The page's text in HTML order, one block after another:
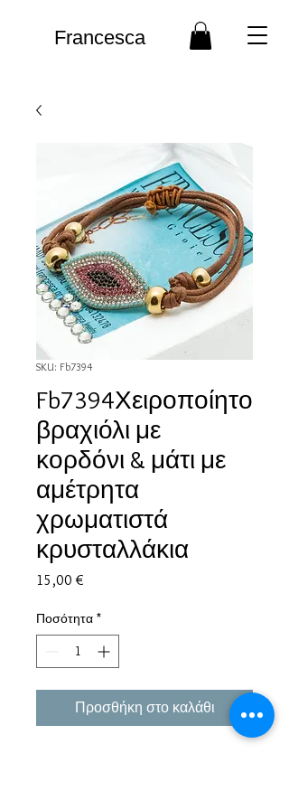
Francesca
SKU: Fb7394
Fb7394Χειροποίητο
βραχιόλι με
κορδόνι & μάτι με
αμέτρητα
χρωματιστά
κρυσταλλάκια
15,00 €
Ποσότητα *
Προσθήκη στο καλάθι